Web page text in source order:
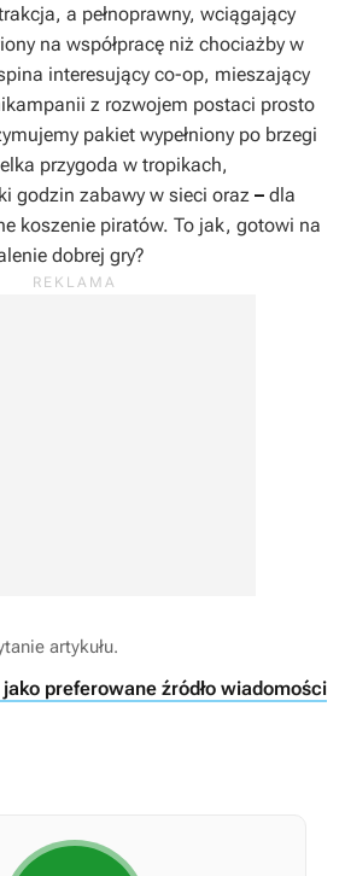
a pełnoprawny, wciągający
na współpracę niż chociażby w
interesujący co-op, mieszający
z rozwojem postaci prosto
pakiet wypełniony po brzegi
przygoda w tropikach,
godzin zabawy w sieci oraz – dla
koszenie piratów. To jak, gotowi na
dobrej gry?
artykułu.
preferowane źródło wiadomości